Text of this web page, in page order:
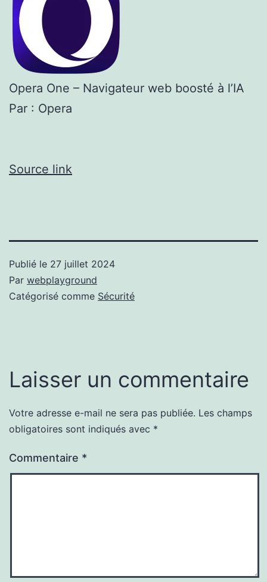
Opera One – Navigateur web boosté à l’IA
Par : Opera
Source link
Publié le 27 juillet 2024
Par webplayground
Catégorisé comme Sécurité
Laisser un commentaire
Votre adresse e-mail ne sera pas publiée. Les champs
obligatoires sont indiqués avec *
Commentaire *